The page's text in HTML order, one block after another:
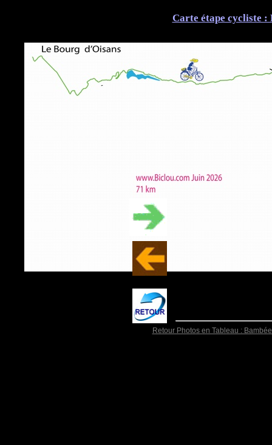
Carte étape cycliste
Retour Photos en Tableau :